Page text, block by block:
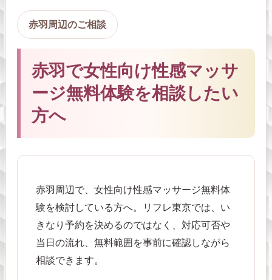
赤羽周辺のご相談
赤羽で女性向け性感マッサ
ージ無料体験を相談したい
方へ
赤羽周辺で、女性向け性感マッサージ無料体
験を検討している方へ。リフレ東京では、い
きなり予約を決めるのではなく、対応可否や
当日の流れ、無料範囲を事前に確認しながら
相談できます。